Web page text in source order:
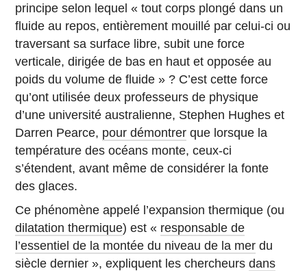
principe selon lequel « tout corps plongé dans un
fluide au repos, entièrement mouillé par celui-ci ou
traversant sa surface libre, subit une force
verticale, dirigée de bas en haut et opposée au
poids du volume de fluide » ? C’est cette force
qu’ont utilisée deux professeurs de physique
d’une université australienne, Stephen Hughes et
Darren Pearce, pour démontrer que lorsque la
température des océans monte, ceux-ci
s’étendent, avant même de considérer la fonte
des glaces.
Ce phénomène appelé l’expansion thermique (ou
dilatation thermique) est « responsable de
l’essentiel de la montée du niveau de la mer du
siècle dernier », expliquent les chercheursdans